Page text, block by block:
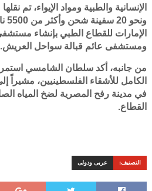
الإمارات للقطاع الطبي بإنشاء
ومستشفى عائم قبالة سواحل العريش.
من جانبه، أكد سلطان الشامسي
الكامل للأشقاء الفلسطينيين،
في مدينة رفح المصرية لضخ المياه
القطاع.
التصنيف: عربى ودولى